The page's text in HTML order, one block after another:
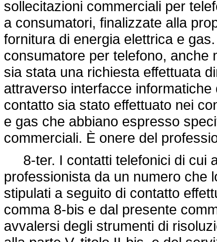
sollecitazioni commerciali per
a consumatori, finalizzate alla
fornitura di energia elettrica e
consumatore per telefono, anche
sia stata una richiesta effettuata
attraverso interfacce
contatto sia stato effettuato nei
e gas che abbiano espresso
commerciali. È onere del
8-ter. I contatti telefonici di cui
professionista da un numero che
stipulati a seguito di contatto
comma 8-bis e dal presente
avvalersi degli strumenti di